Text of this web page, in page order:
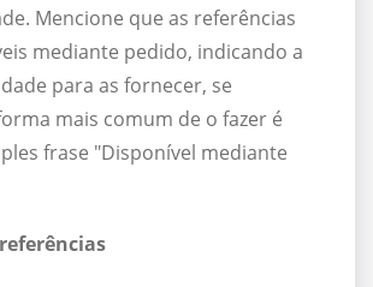
Mencione que as referências
mediante pedido, indicando a
para as fornecer, se
mais comum de o fazer é
frase "Disponível mediante